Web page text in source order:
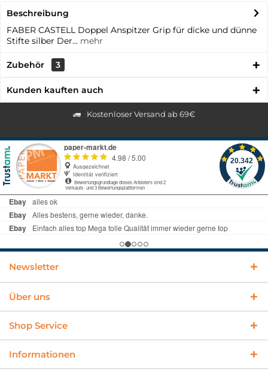
Beschreibung
FABER CASTELL Doppel Anspitzer Grip für dicke und dünne
Stifte silber Der... mehr
Zubehör 3
Kunden kauften auch
Kostenloser Versand ab 69€
Newsletter
Über uns
Shop Service
Informationen